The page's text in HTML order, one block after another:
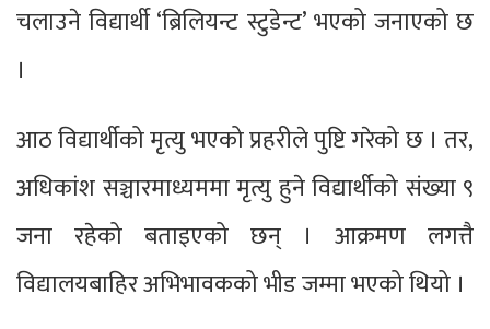
चलाउने विद्यार्थी ‘ब्रिलियन्ट स्टुडेन्ट’ भएको जनाएको छ
।
आठ विद्यार्थीको मृत्यु भएको प्रहरीले पुष्टि गरेको छ । तर,
अधिकांश सञ्चारमाध्यममा मृत्यु हुने विद्यार्थीको संख्या ९
जना रहेको बताइएको छन् । आक्रमण लगत्तै
विद्यालयबाहिर अभिभावकको भीड जम्मा भएको थियो ।